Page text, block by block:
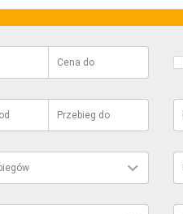
Cena do
od Przebieg do